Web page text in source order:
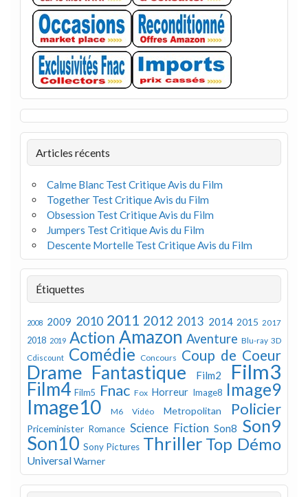
Articles récents
Calme Blanc Test Critique Avis du Film
Together Test Critique Avis du Film
Obsession Test Critique Avis du Film
Jumpers Test Critique Avis du Film
Descente Mortelle Test Critique Avis du Film
Étiquettes
2008 2009 2010 2011 2012 2013 2014 2015 2017
2018 2019 Action Amazon Aventure Blu-ray 3D
Cdiscount Comédie Concours Coup de Coeur
Drame Fantastique Film2 Film3
Film4 Film5 Fnac Fox Horreur Image8 Image9
Image10 M6 Vidéo Metropolitan Policier
Priceminister Romance Science Fiction Son8 Son9
Son10 Sony Pictures Thriller Top Démo
UniversalWarner